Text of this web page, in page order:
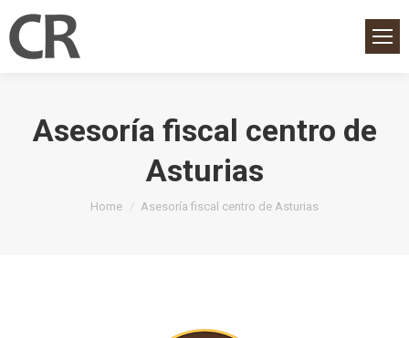
Asesoría fiscal centro de
Asturias
You are here:
Home Asesoría fiscal centro de Asturias